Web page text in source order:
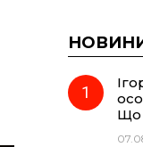
Що